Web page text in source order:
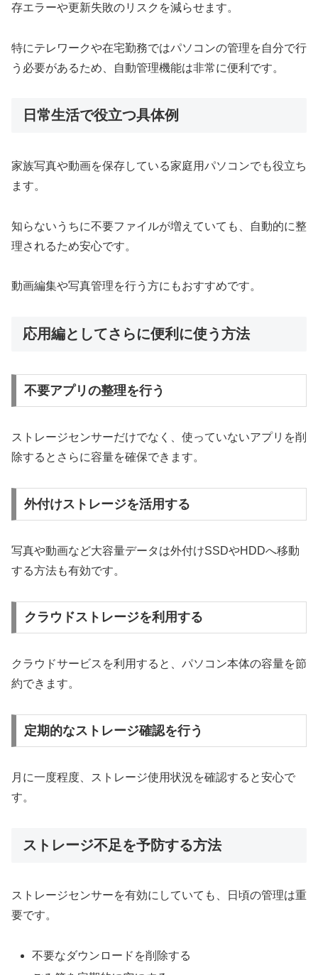
存エラーや更新失敗のリスクを減らせます。
特にテレワークや在宅勤務ではパソコンの管理を自分で行
う必要があるため、自動管理機能は非常に便利です。
日常生活で役立つ具体例
家族写真や動画を保存している家庭用パソコンでも役立ち
ます。
知らないうちに不要ファイルが増えていても、自動的に整
理されるため安心です。
動画編集や写真管理を行う方にもおすすめです。
応用編としてさらに便利に使う方法
不要アプリの整理を行う
ストレージセンサーだけでなく、使っていないアプリを削
除するとさらに容量を確保できます。
外付けストレージを活用する
写真や動画など大容量データは外付けSSDやHDDへ移動
する方法も有効です。
クラウドストレージを利用する
クラウドサービスを利用すると、パソコン本体の容量を節
約できます。
定期的なストレージ確認を行う
月に一度程度、ストレージ使用状況を確認すると安心で
す。
ストレージ不足を予防する方法
ストレージセンサーを有効にしていても、日頃の管理は重
要です。
不要なダウンロードを削除する